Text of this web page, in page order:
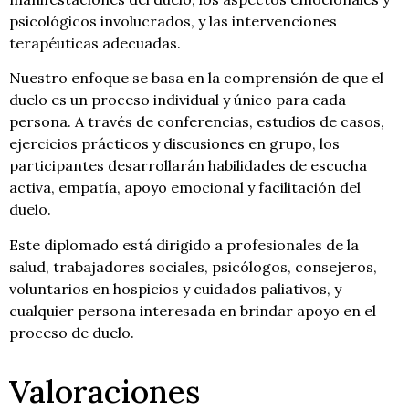
psicológicos involucrados, y las intervenciones
terapéuticas adecuadas.
Nuestro enfoque se basa en la comprensión de que el
duelo es un proceso individual y único para cada
persona. A través de conferencias, estudios de casos,
ejercicios prácticos y discusiones en grupo, los
participantes desarrollarán habilidades de escucha
activa, empatía, apoyo emocional y facilitación del
duelo.
Este diplomado está dirigido a profesionales de la
salud, trabajadores sociales, psicólogos, consejeros,
voluntarios en hospicios y cuidados paliativos, y
cualquier persona interesada en brindar apoyo en el
proceso de duelo.
Valoraciones